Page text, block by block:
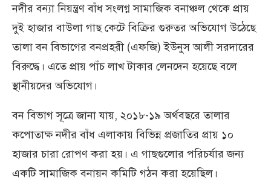
নদীর বন্যা নিয়ন্ত্রণ বাঁধ সংলগ্ন সামাজিক বনাঞ্চল থেকে প্রায়
দুই হাজার বাউলা গাছ কেটে বিক্রির গুরুতর অভিযোগ উঠেছে
তালা বন বিভাগের বনপ্রহরী (এফজি) ইউনুস আলী সরদারের
বিরুদ্ধে। এতে প্রায় পাঁচ লাখ টাকার লেনদেন হয়েছে বলে
স্থানীয়দের অভিযোগ।
বন বিভাগ সূত্রে জানা যায়, ২০১৮-১৯ অর্থবছরে তালার
কপোতাক্ষ নদীর বাঁধ এলাকায় বিভিন্ন প্রজাতির প্রায় ১০
হাজার চারা রোপণ করা হয়। এ গাছগুলোর পরিচর্যার জন্য
একটি সামাজিক বনায়ন কমিটি গঠন করা হয়েছিল।